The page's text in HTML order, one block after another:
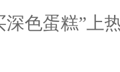
深色蛋糕”上